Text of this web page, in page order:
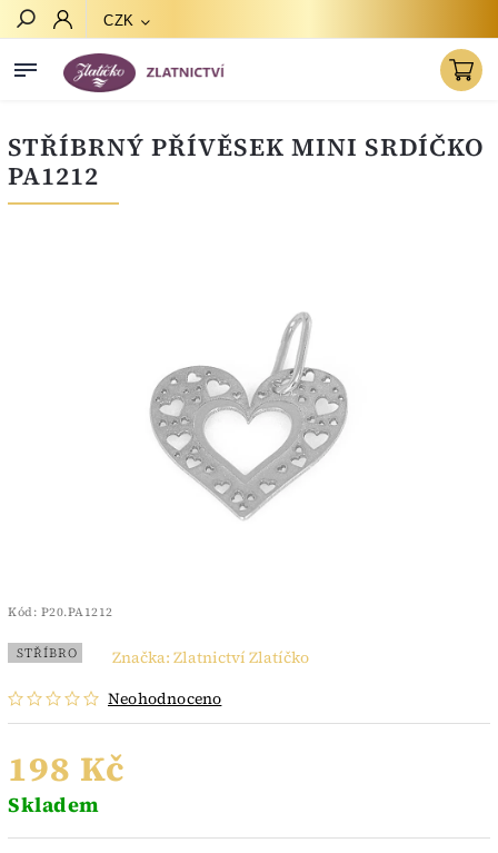
CZK
STŘÍBRNÝ PŘÍVĚSEK MINI SRDÍČKO
PA1212
Kód: P20.PA1212
STŘÍBRO
Neohodnoceno
Značka: Zlatnictví Zlatíčko
198 Kč
Skladem